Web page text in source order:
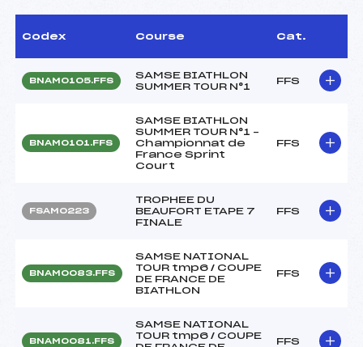
Codex Course Cat.
BNAM0105.FFS
SAMSE BIATHLON
SUMMER TOUR N°1
FFS
BNAM0101.FFS
SAMSE BIATHLON
SUMMER TOUR N°1 –
Championnat de
France Sprint
Court
FFS
FSAM0223
TROPHEE DU
BEAUFORT ETAPE 7
FINALE
FFS
BNAM0083.FFS
SAMSE NATIONAL
TOUR tmp6 / COUPE
DE FRANCE DE
BIATHLON
FFS
BNAM0081.FFS
SAMSE NATIONAL
TOUR tmp6 / COUPE
FFS